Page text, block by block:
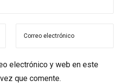
electrónico y web en este
que comente.